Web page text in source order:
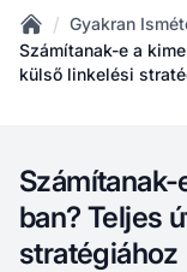
Home
/ Gyakran
Számítanak-e a
külső linkelési
Számítanak-
ban? Teljes
stratégiához